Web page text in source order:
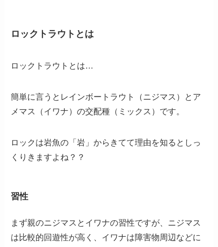
ロックトラウトとは
ロックトラウトとは…
簡単に言うとレインボートラウト（ニジマス）とア
メマス（イワナ）の交配種（ミックス）です。
ロックは岩魚の「岩」からきてて理由を知るとしっ
くりきますよね？？
習性
まず親のニジマスとイワナの習性ですが、ニジマス
は比較的回遊性が高く、イワナは障害物周辺などに